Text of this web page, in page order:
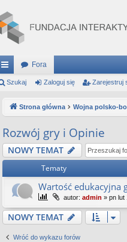
ię
…
Fora
Szukaj Zaloguj się Zarejestruj
Strona główna Wojna polsko-
Rozwój gry i Opinie
NOWY TEMAT
Tematy
Wartość edukacyjna
autor: admin » pn lut
NOWY TEMAT
Wróć do wykazu forów